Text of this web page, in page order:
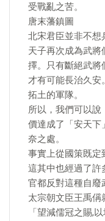
受戰亂之苦。
唐末藩鎮圖
北宋君臣並非不想
天子再次成為武將
擇。只有斷絕武將
才有可能長治久安
拓土的軍隊。
所以，我們可以
價達成了「安天下
奈之處。
事實上從國策既定
這其中也經過了許
官都反對這種自廢
太宗朝文臣王禹偁
「望減儒冠之賜,